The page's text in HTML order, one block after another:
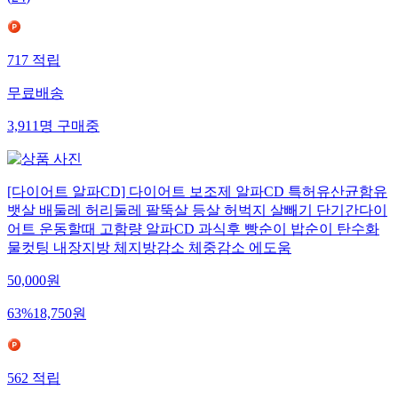
717적립
무료배송
3,911명구매중
[다이어트 알파CD] 다이어트 보조제 알파CD 특허유산균함유
뱃살 배둘레 허리둘레 팔뚝살 등살 허벅지 살빼기 단기간다이
어트 운동할때 고함량 알파CD 과식후 빵순이 밥순이 탄수화
물컷팅 내장지방 체지방감소 체중감소 에도움
50,000원
63%18,750원
562적립